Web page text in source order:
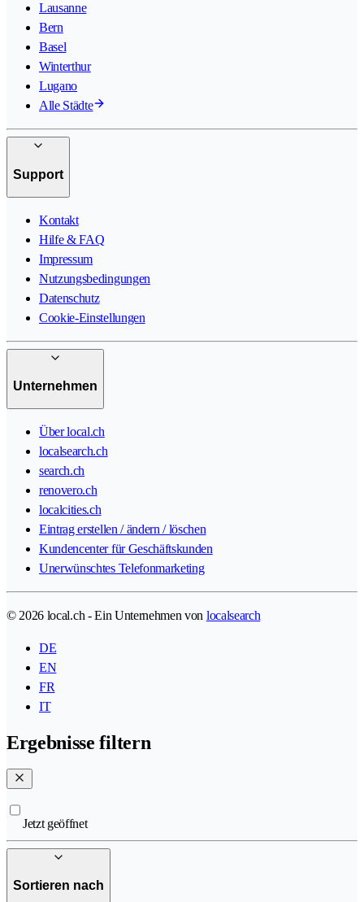
Lausanne
Bern
Basel
Winterthur
Lugano
Alle Städte
Support
Kontakt
Hilfe & FAQ
Impressum
Nutzungsbedingungen
Datenschutz
Cookie-Einstellungen
Unternehmen
Über local.ch
localsearch.ch
search.ch
renovero.ch
localcities.ch
Eintrag erstellen / ändern / löschen
Kundencenter für Geschäftskunden
Unerwünschtes Telefonmarketing
© 2026 local.ch - Ein Unternehmen von localsearch
DE
EN
FR
IT
Ergebnisse filtern
Jetzt geöffnet
Sortieren nach